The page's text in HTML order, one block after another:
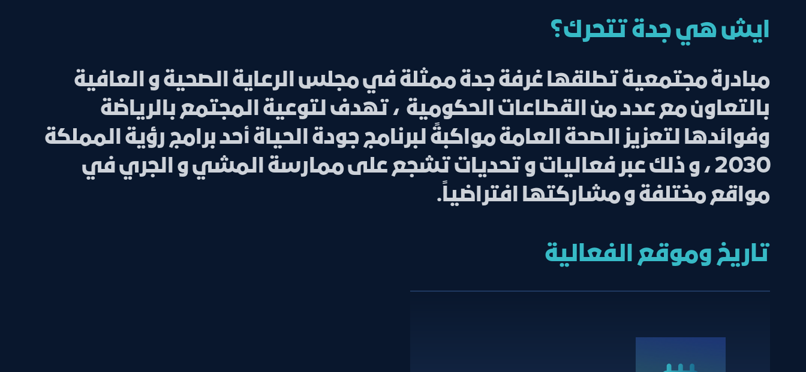
ايش هي جدة تتحرك؟
مبادرة مجتمعية تطلقها غرفة جدة ممثلة في مجلس الرعاية الصحية و العافية
بالتعاون مع عدد من القطاعات الحكومية ، تهدف لتوعية المجتمع بالرياضة
وفوائدها لتعزيز الصحة العامة مواكبةً لبرنامج جودة الحياة أحد برامج رؤية المملكة
2030 ، و ذلك عبر فعاليات و تحديات تشجع على ممارسة المشي و الجري في
مواقع مختلفة و مشاركتها افتراضياً.
تاريخ وموقع الفعالية